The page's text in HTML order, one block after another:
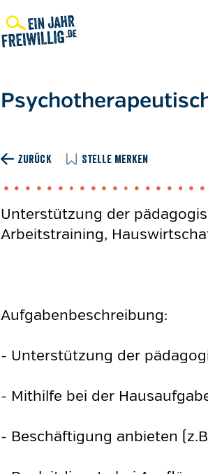
ZURÜCK STELLE MERKEN
Unterstützung der
Arbeitstraining,
Aufgabenbeschreibung:
- Unterstützung der
- Mithilfe bei der
- Beschäftigung anbieten